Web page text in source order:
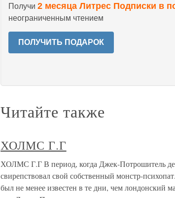
Получи 2 месяца Литрес Подписки в
неограниченным чтением
ПОЛУЧИТЬ ПОДАРОК
Читайте также
ХОЛМС Г.Г
ХОЛМС Г.Г В период, когда Джек-Потрошитель
свирепствовал свой собственный монстр-
был не менее известен в те дни, чем лондонский